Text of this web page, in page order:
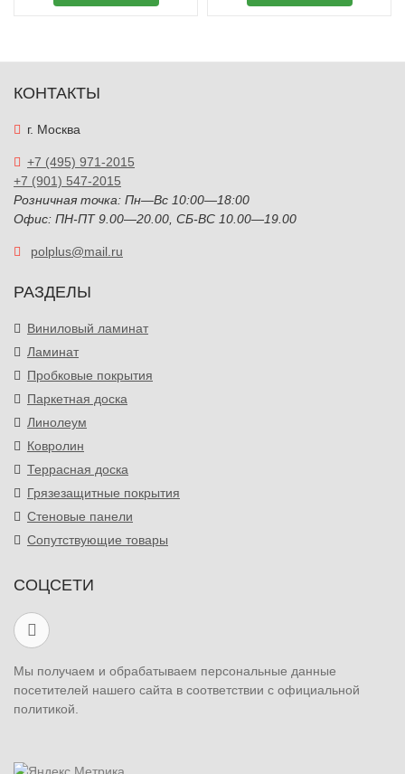
КОНТАКТЫ
г. Москва
+7 (495) 971-2015
+7 (901) 547-2015
Розничная точка: Пн—Вс 10:00—18:00
Офис: ПН-ПТ 9.00—20.00, СБ-ВС 10.00—19.00
polplus@mail.ru
РАЗДЕЛЫ
Виниловый ламинат
Ламинат
Пробковые покрытия
Паркетная доска
Линолеум
Ковролин
Террасная доска
Грязезащитные покрытия
Стеновые панели
Сопутствующие товары
СОЦСЕТИ
Мы получаем и обрабатываем персональные данные
посетителей нашего сайта в соответствии с официальной
политикой.